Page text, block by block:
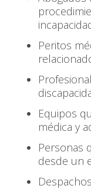
Peritos
Equipos
médica y
Personas
desde un